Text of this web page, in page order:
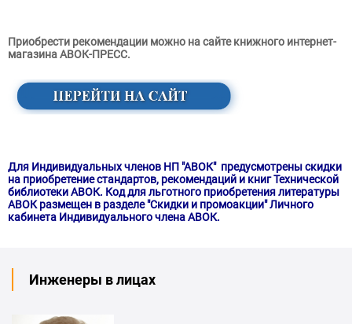
Приобрести рекомендации можно на сайте книжного интернет-
магазина АВОК-ПРЕСС.
Для Индивидуальных членов НП "АВОК" предусмотрены скидки
на приобретение стандартов, рекомендаций и книг Технической
библиотеки АВОК. Код для льготного приобретения литературы
АВОК размещен в разделе "Cкидки и промоакции" Личного
кабинета Индивидуального члена АВОК.
Инженеры в лицах